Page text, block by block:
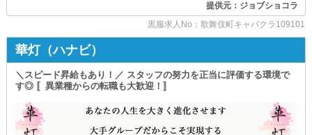
少しでも当店が気になったら
まずは体験入社へお越しください◎
あなたと働ける日を
心からお待ちしております！
売り上げ作れたときの感動や
上手く進められたときの達成感を
味わうことができます！
頑張って良かった
そう思える、
歌舞伎町No.1のお店を
共に作り上げて行きましょう！
club R（アール）
提供元：ジョブショコラ
黒服求人No：歌舞伎町キャバクラ109101
華灯（ハナビ）
＼スピード昇給もあり！／ スタッフの努力を正当に評価する環境で
す◎ 〚異業種からの転職も大歓迎！〛